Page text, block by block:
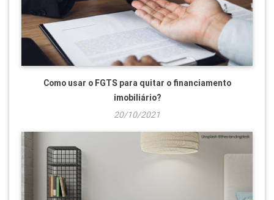
Como usar o FGTS para quitar o financiamento
imobiliário?
20/10/2021